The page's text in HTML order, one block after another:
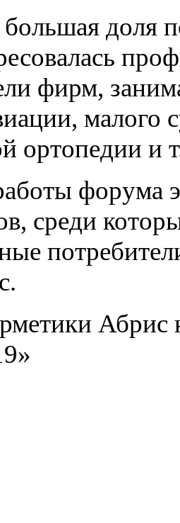
большая доля
фирм,
малого
ортопедии и
форума
среди